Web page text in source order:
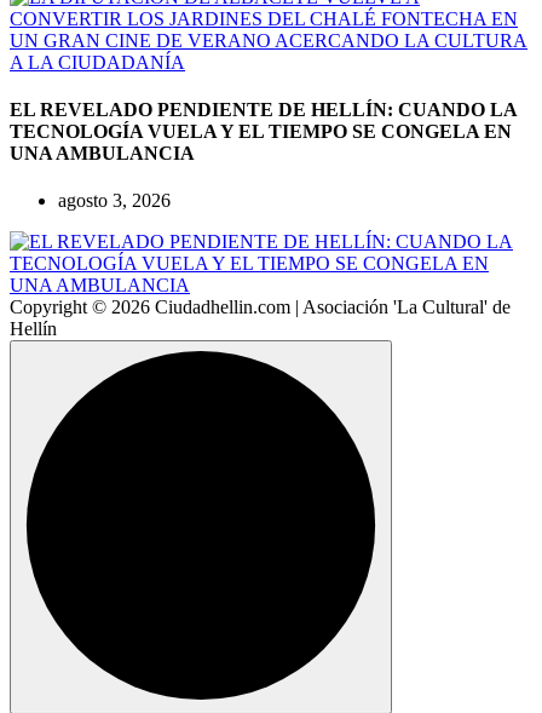
EL REVELADO PENDIENTE DE HELLÍN: CUANDO LA
TECNOLOGÍA VUELA Y EL TIEMPO SE CONGELA EN
UNA AMBULANCIA
agosto 3, 2026
Copyright © 2026 Ciudadhellin.com | Asociación 'La Cultural' de
Hellín